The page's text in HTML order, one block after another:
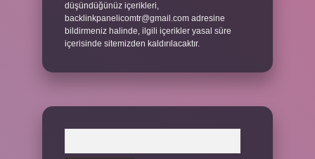
düşündüğünüz içerikleri,
backlinkpanelicomtr@gmail.com adresine
bildirmeniz halinde, ilgili içerikler yasal süre
içerisinde sitemizden kaldırılacaktır.